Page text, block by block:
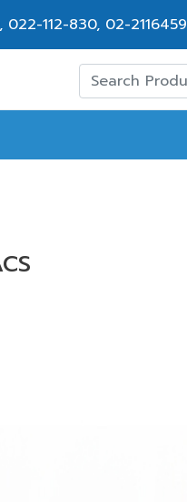
, 022-112-830, 02-2116459